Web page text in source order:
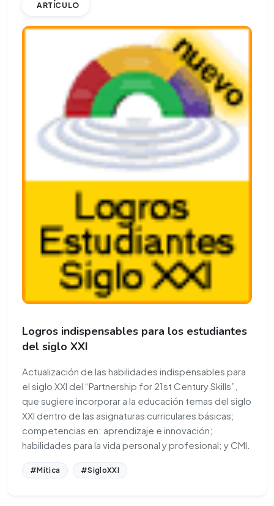
ARTÍCULO
Logros indispensables para los estudiantes
del siglo XXI
Actualización de las habilidades indispensables para
el siglo XXI del “Partnership for 21st Century Skills”,
que sugiere incorporar a la educación temas del siglo
XXI dentro de las asignaturas curriculares básicas;
competencias en: aprendizaje e innovación;
habilidades para la vida personal y profesional; y CMI.
#Mitica #SigloXXI